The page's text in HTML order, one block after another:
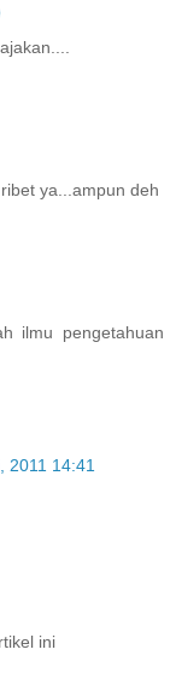
ya...ampun deh
ilmu pengetahuan
2011 14:41
ini